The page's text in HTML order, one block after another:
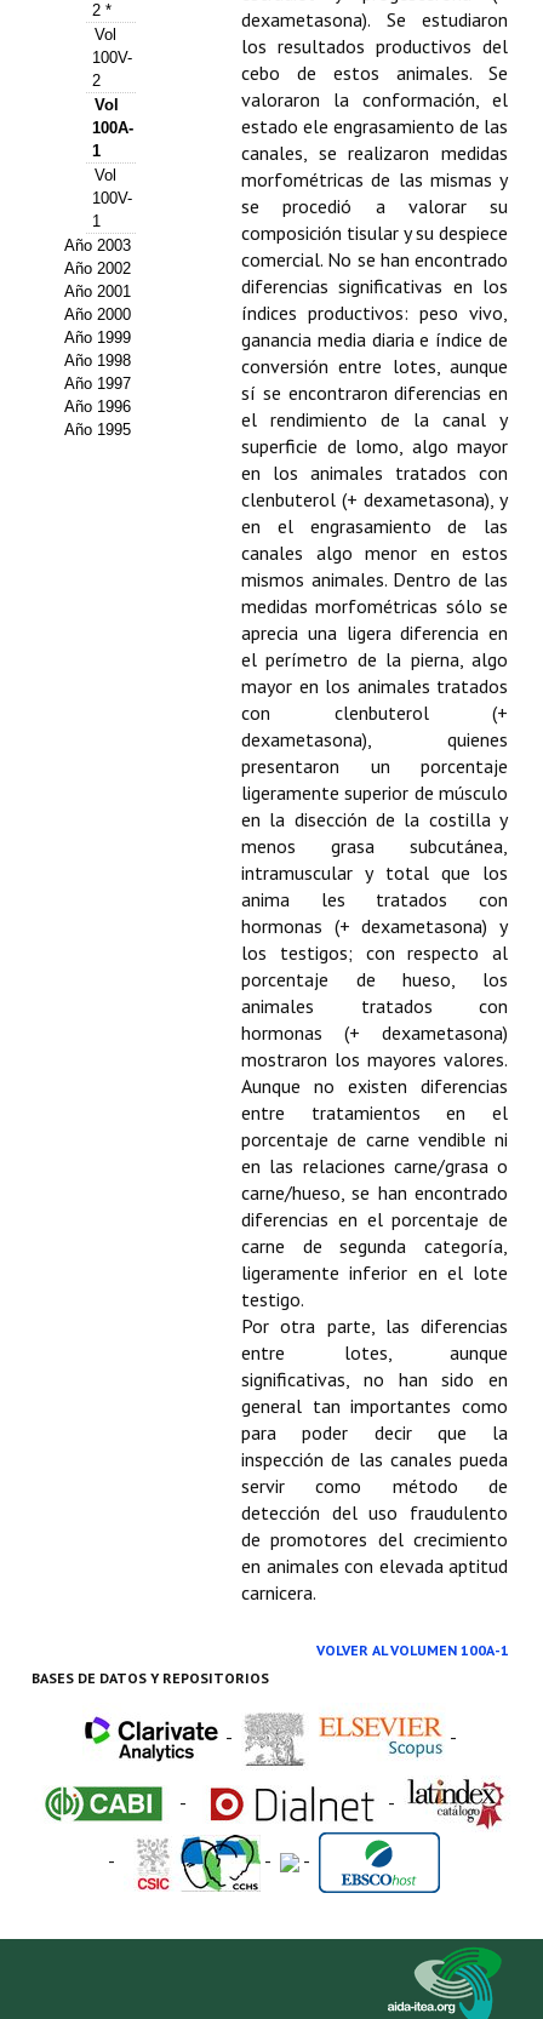
Buscador de Artículos
JORNADAS AIDA
Presentación Jornadas
Comunicaciones
Jornadas PAM 2026
Premio Jóvenes Investigadores
Buscador de Comunicaciones
Buscador de Comunicaciones
2 *
Vol
100V-
2
Vol
100A-
1
Vol
100V-
1
Año 2003
Año 2002
Año 2001
Año 2000
Año 1999
Año 1998
Año 1997
Año 1996
Año 1995
dexametasona). Se estudiaron
los resultados productivos del
cebo de estos animales. Se
valoraron la conformación, el
estado ele engrasamiento de las
canales, se realizaron medidas
morfométricas de las mismas y
se procedió a valorar su
composición tisular y su despiece
comercial. No se han encontrado
diferencias significativas en los
índices productivos: peso vivo,
ganancia media diaria e índice de
conversión entre lotes, aunque
sí se encontraron diferencias en
el rendimiento de la canal y
superficie de lomo, algo mayor
en los animales tratados con
clenbuterol (+ dexametasona), y
en el engrasamiento de las
canales algo menor en estos
mismos animales. Dentro de las
medidas morfométricas sólo se
aprecia una ligera diferencia en
el perímetro de la pierna, algo
mayor en los animales tratados
con clenbuterol (+
dexametasona), quienes
presentaron un porcentaje
ligeramente superior de músculo
en la disección de la costilla y
menos grasa subcutánea,
intramuscular y total que los
anima les tratados con
hormonas (+ dexametasona) y
los testigos; con respecto al
porcentaje de hueso, los
animales tratados con
hormonas (+ dexametasona)
mostraron los mayores valores.
Aunque no existen diferencias
entre tratamientos en el
porcentaje de carne vendible ni
en las relaciones carne/grasa o
carne/hueso, se han encontrado
diferencias en el porcentaje de
carne de segunda categoría,
ligeramente inferior en el lote
testigo.
Por otra parte, las diferencias
entre lotes, aunque
significativas, no han sido en
general tan importantes como
para poder decir que la
inspección de las canales pueda
servir como método de
detección del uso fraudulento
de promotores del crecimiento
en animales con elevada aptitud
carnicera.
VOLVER AL VOLUMEN 100A-1
BASES DE DATOS Y REPOSITORIOS
- -
- -
- - -